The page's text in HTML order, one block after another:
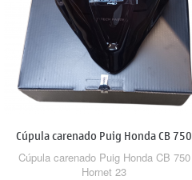
Cúpula carenado Puig Honda CB 750
Hornet 23
Cúpula carenado Puig Honda CB 750
Hornet 23